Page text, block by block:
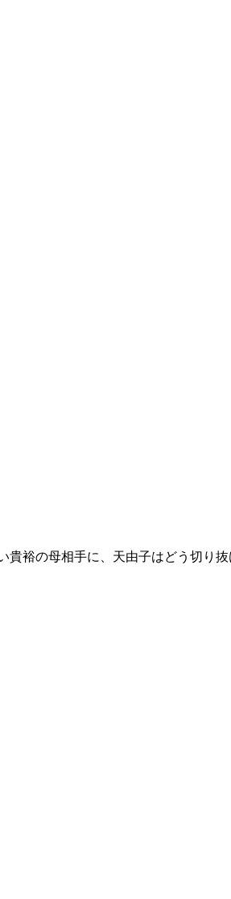
貴裕の母相手に、天由子はどう切り抜